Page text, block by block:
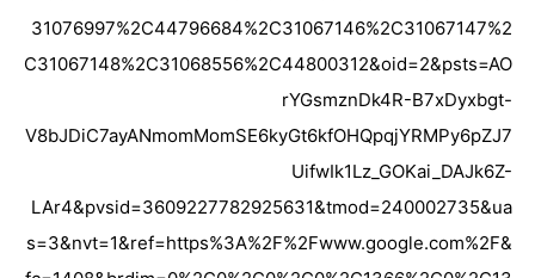
31076997%2C44796684%2C31067146%2C31067147%2
C31067148%2C31068556%2C44800312&oid=2&psts=AO
rYGsmznDk4R-B7xDyxbgt-
V8bJDiC7ayANmomMomSE6kyGt6kfOHQpqjYRMPy6pZJ7
UifwIk1Lz_GOKai_DAJk6Z-
LAr4&pvsid=3609227782925631&tmod=240002735&ua
s=3&nvt=1&ref=https%3A%2F%2Fwww.google.com%2F&